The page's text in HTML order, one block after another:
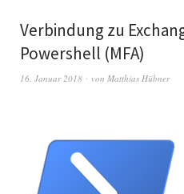
Verbindung zu
Powershell (MFA)
16. Januar 2018 von Matthias Hübner